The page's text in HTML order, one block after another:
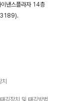
낸스플라자 14층
치
장치 및 태깅방법